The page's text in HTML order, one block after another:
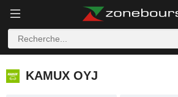
KAMUX OYJ
KAMUX OYJ